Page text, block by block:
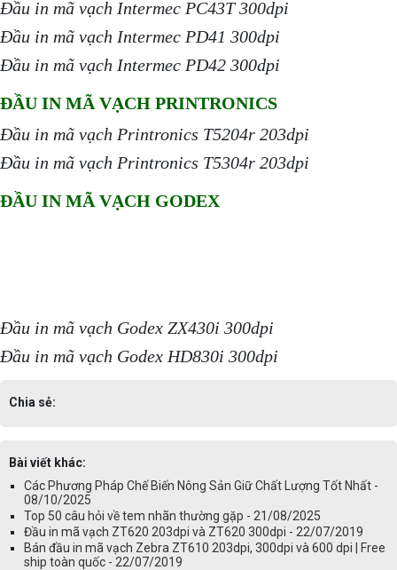
Đầu in mã vạch Intermec PC43T 300dpi
Đầu in mã vạch Intermec PD41 300dpi
Đầu in mã vạch Intermec PD42 300dpi
ĐẦU IN MÃ VẠCH PRINTRONICS
Đầu in mã vạch Printronics T5204r 203dpi
Đầu in mã vạch Printronics T5304r 203dpi
ĐẦU IN MÃ VẠCH GODEX
Đầu in mã vạch Godex ZX430i 300dpi
Đầu in mã vạch Godex HD830i 300dpi
Chia sẻ:
Bài viết khác:
Các Phương Pháp Chế Biến Nông Sản Giữ Chất Lượng Tốt Nhất -
08/10/2025
Top 50 câu hỏi về tem nhãn thường gặp - 21/08/2025
Đầu in mã vạch ZT620 203dpi và ZT620 300dpi - 22/07/2019
Bán đầu in mã vạch Zebra ZT610 203dpi, 300dpi và 600 dpi | Free
ship toàn quốc - 22/07/2019